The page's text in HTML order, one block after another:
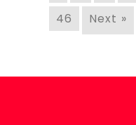
46
Next »